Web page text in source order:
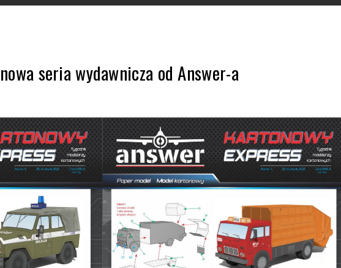
seria wydawnicza od Answer-a